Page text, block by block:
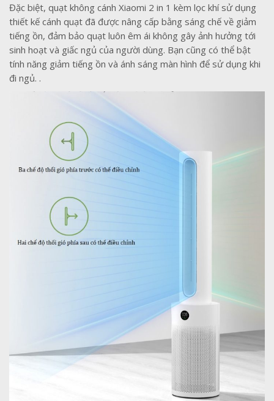
Đặc biệt, quạt không cánh Xiaomi 2 in 1 kèm lọc khí sử dụng
thiết kế cánh quạt đã được nâng cấp bằng sáng chế về giảm
tiếng ồn, đảm bảo quạt luôn êm ái không gây ảnh hưởng tới
sinh hoạt và giấc ngủ của người dùng. Bạn cũng có thể bật
tính năng giảm tiếng ồn và ánh sáng màn hình để sử dụng khi
đi ngủ. .